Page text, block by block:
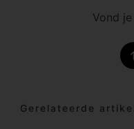
Vond
Gerelateerde